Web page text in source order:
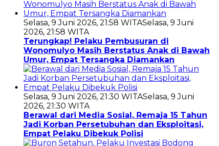
Selasa, 9 Juni 2026, 21:58 WITASelasa, 9 Juni
2026, 21:58 WITA
Terungkap! Pelaku Pembusuran di
Wonomulyo Masih Berstatus Anak di Bawah
Umur, Empat Tersangka Diamankan
Selasa, 9 Juni 2026, 21:30 WITASelasa, 9 Juni
2026, 21:30 WITA
Berawal dari Media Sosial, Remaja 15 Tahun
Jadi Korban Persetubuhan dan Eksploitasi,
Empat Pelaku Dibekuk Polisi